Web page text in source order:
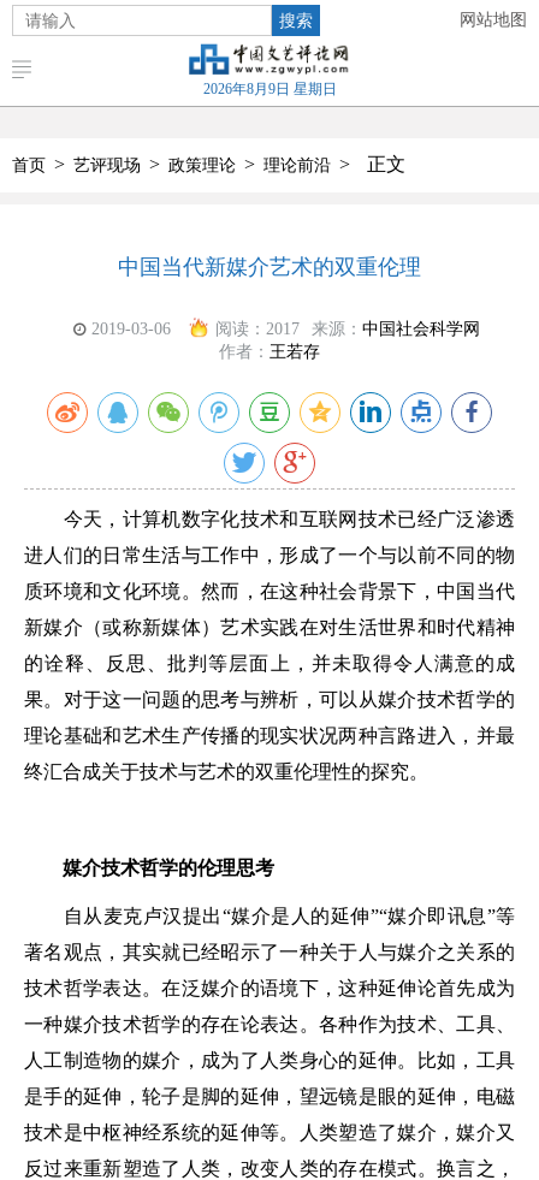
搜索 网站地图
2026年8月9日 星期日
首页 > 艺评现场 > 政策理论 > 理论前沿 > 正文
中国当代新媒介艺术的双重伦理
2019-03-06 阅读： 2017 来源： 中国社会科学网
作者： 王若存
今天，计算机数字化技术和互联网技术已经广泛渗透
进人们的日常生活与工作中，形成了一个与以前不同的物
质环境和文化环境。然而，在这种社会背景下，中国当代
新媒介（或称新媒体）艺术实践在对生活世界和时代精神
的诠释、反思、批判等层面上，并未取得令人满意的成
果。对于这一问题的思考与辨析，可以从媒介技术哲学的
理论基础和艺术生产传播的现实状况两种言路进入，并最
终汇合成关于技术与艺术的双重伦理性的探究。
媒介技术哲学的伦理思考
自从麦克卢汉提出“媒介是人的延伸”“媒介即讯息”等
著名观点，其实就已经昭示了一种关于人与媒介之关系的
技术哲学表达。在泛媒介的语境下，这种延伸论首先成为
一种媒介技术哲学的存在论表达。各种作为技术、工具、
人工制造物的媒介，成为了人类身心的延伸。比如，工具
是手的延伸，轮子是脚的延伸，望远镜是眼的延伸，电磁
技术是中枢神经系统的延伸等。人类塑造了媒介，媒介又
反过来重新塑造了人类，改变人类的存在模式。换言之，